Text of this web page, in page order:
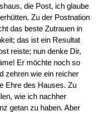
die Post, ich glaube
Zu der Postnation
das beste Zutrauen in
das ist ein Resultat
reiste; nun denke Dir,
Er möchte noch so
zehren wie ein reicher
Ehre des Hauses. Zu
wie ich nachher
getan zu haben. Aber